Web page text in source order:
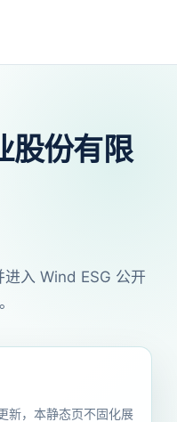
股份有限
入 Wind ESG 公开
新，本静态页不固化展